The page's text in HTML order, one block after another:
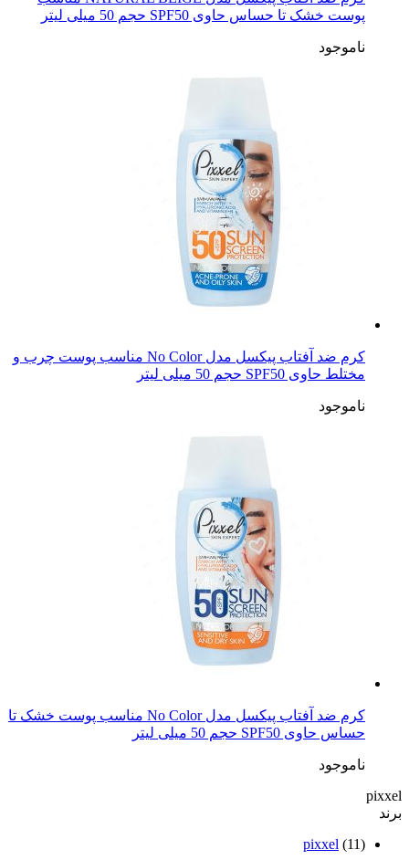
پوست خشک تا حساس حاوی SPF50 حجم 50 میلی لیتر
ناموجود
کرم ضد آفتاب پیکسل مدل No Color مناسب پوست چرب و
مختلط حاوی SPF50 حجم 50 میلی لیتر
ناموجود
کرم ضد آفتاب پیکسل مدل No Color مناسب پوست خشک تا
حساس حاوی SPF50 حجم 50 میلی لیتر
ناموجود
pixxel
برند
pixxel (11)